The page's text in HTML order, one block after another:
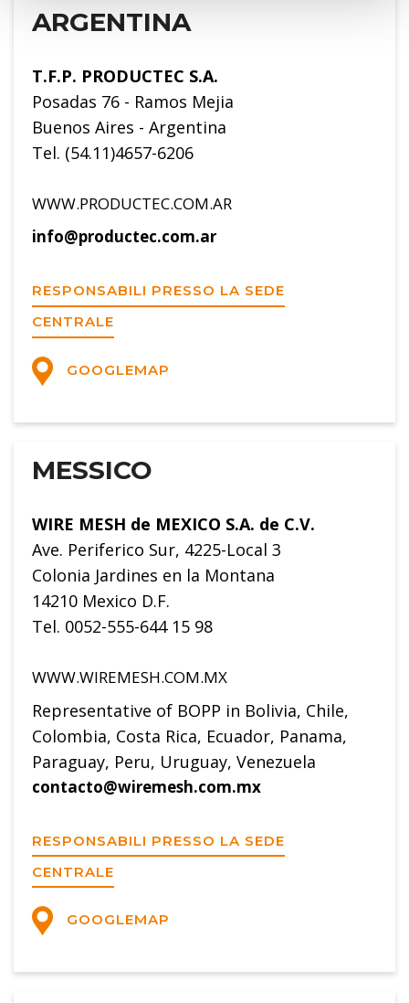
ARGENTINA
T.F.P. PRODUCTEC S.A.
Posadas 76 - Ramos Mejia
Buenos Aires - Argentina
Tel. (54.11)4657-6206
WWW.PRODUCTEC.COM.AR
info@productec.com.ar
RESPONSABILI PRESSO LA SEDE
CENTRALE
GOOGLEMAP
MESSICO
WIRE MESH de MEXICO S.A. de C.V.
Ave. Periferico Sur, 4225-Local 3
Colonia Jardines en la Montana
14210 Mexico D.F.
Tel. 0052-555-644 15 98
WWW.WIREMESH.COM.MX
Representative of BOPP in Bolivia, Chile,
Colombia, Costa Rica, Ecuador, Panama,
Paraguay, Peru, Uruguay, Venezuela
contacto@wiremesh.com.mx
RESPONSABILI PRESSO LA SEDE
CENTRALE
GOOGLEMAP